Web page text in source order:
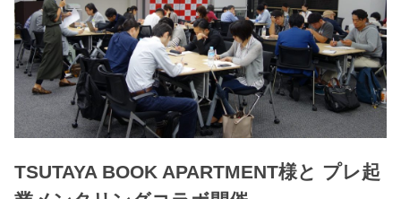
TSUTAYA BOOK APARTMENT様と プレ起